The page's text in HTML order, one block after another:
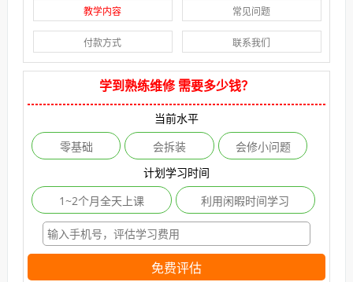
教学内容 常见问题
付款方式 联系我们
学到熟练维修 需要多少钱？
当前水平
零基础
会拆装
会修小问题
计划学习时间
1~2个月全天上课
利用闲暇时间学习
免费评估